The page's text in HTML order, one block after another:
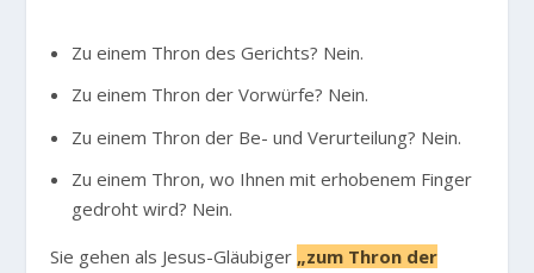
Zu einem Thron des Gerichts? Nein.
Zu einem Thron der Vorwürfe? Nein.
Zu einem Thron der Be- und Verurteilung? Nein.
Zu einem Thron, wo Ihnen mit erhobenem Finger
gedroht wird? Nein.
Sie gehen als Jesus-Gläubiger „zum Thron der